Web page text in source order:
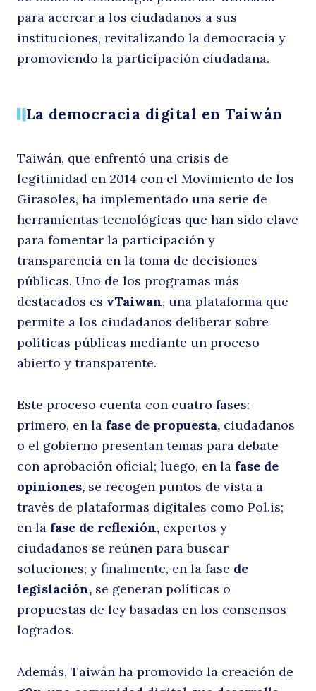
a
la
Buscar
para acercar a los ciudadanos a sus
instituciones, revitalizando la democracia y
promoviendo la participación ciudadana.
La democracia digital en Taiwán
Taiwán, que enfrentó una crisis de
legitimidad en 2014 con el Movimiento de los
Girasoles, ha implementado una serie de
herramientas tecnológicas que han sido clave
para fomentar la participación y
transparencia en la toma de decisiones
públicas. Uno de los programas más
destacados es vTaiwan, una plataforma que
permite a los ciudadanos deliberar sobre
políticas públicas mediante un proceso
abierto y transparente.
Este proceso cuenta con cuatro fases:
primero, en la fase de propuesta, ciudadanos
o el gobierno presentan temas para debate
con aprobación oficial; luego, en la fase de
opiniones, se recogen puntos de vista a
través de plataformas digitales como Pol.is;
en la fase de reflexión, expertos y
ciudadanos se reúnen para buscar
soluciones; y finalmente, en la fase de
legislación, se generan políticas o
propuestas de ley basadas en los consensos
logrados.
Además, Taiwán ha promovido la creación de